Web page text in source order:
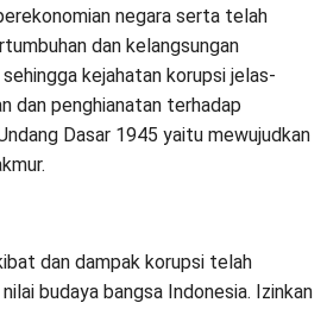
negara serta telah
dan kelangsungan
kejahatan korupsi jelas-
dan penghianatan terhadap
Dasar 1945 yaitu mewujudkan
dan dampak korupsi telah
budaya bangsa Indonesia. Izinkan